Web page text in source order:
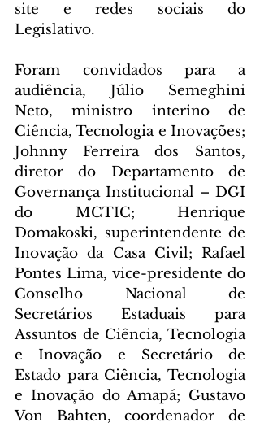
site e redes sociais do
Legislativo.
Foram convidados para a
audiência, Júlio Semeghini
Neto, ministro interino de
Ciência, Tecnologia e Inovações;
Johnny Ferreira dos Santos,
diretor do Departamento de
Governança Institucional – DGI
do MCTIC; Henrique
Domakoski, superintendente de
Inovação da Casa Civil; Rafael
Pontes Lima, vice-presidente do
Conselho Nacional de
Secretários Estaduais para
Assuntos de Ciência, Tecnologia
e Inovação e Secretário de
Estado para Ciência, Tecnologia
e Inovação do Amapá; Gustavo
Von Bahten, coordenador de